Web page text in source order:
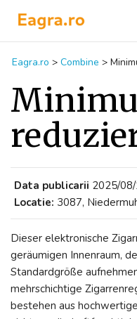
Eagra.ro > Combine >
Data publicarii 2025/
Locatie: 3087,
Dieser elektronische
geräumigen Innenraum,
Standardgröße
mehrschichtige
bestehen aus